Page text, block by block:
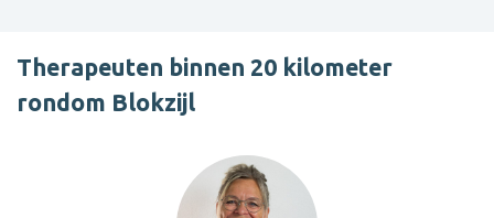
Therapeuten binnen 20 kilometer
rondom Blokzijl